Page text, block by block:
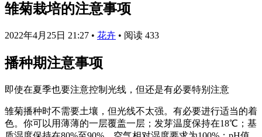
雏菊栽培的注意事项
2022年4月25日 21:27 • 花卉 • 阅读 433
播种期注意事项
即使在夏季也要注意控制光线，但还是有必要特别注意
雏菊播种时不需要土壤，但光线不太强。有必要进行适当的着
色。你可以用薄薄的一层覆盖一层；发芽温度保持在18℃；基